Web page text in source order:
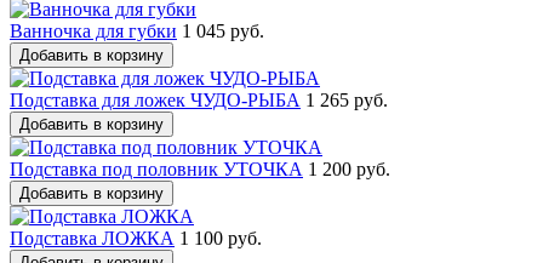
Ванночка для губки 1 045 руб.
Добавить в корзину
Подставка для ложек ЧУДО-РЫБА 1 265 руб.
Добавить в корзину
Подставка под половник УТОЧКА 1 200 руб.
Добавить в корзину
Подставка ЛОЖКА 1 100 руб.